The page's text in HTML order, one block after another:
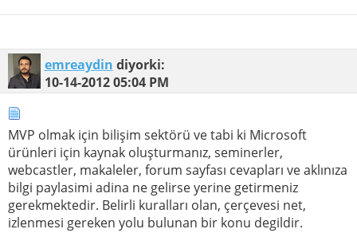
emreaydin diyorki:
10-14-201205:04 PM
MVP olmak için bilişim sektörü ve tabi ki Microsoft
ürünleri için kaynak oluşturmanız, seminerler,
webcastler, makaleler, forum sayfası cevapları ve aklınıza
bilgi paylasimi adina ne gelirse yerine getirmeniz
gerekmektedir. Belirli kuralları olan, çerçevesi net,
izlenmesi gereken yolu bulunan bir konu degildir.